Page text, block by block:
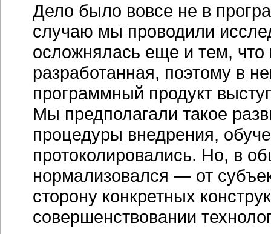
Дело было вовсе не в
случаю мы проводили
осложнялась еще и тем, что
разработанная, поэтому в
программный продукт
Мы предполагали такое
процедуры внедрения,
протоколировались. Но, в
нормализовался — от
сторону конкретных
совершенствовании